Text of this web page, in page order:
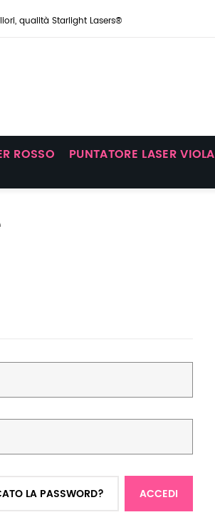
qualità Starlight Lasers®
ROSSO
PUNTATORE LASER VIOLA
ACCEDI
LA PASSWORD?